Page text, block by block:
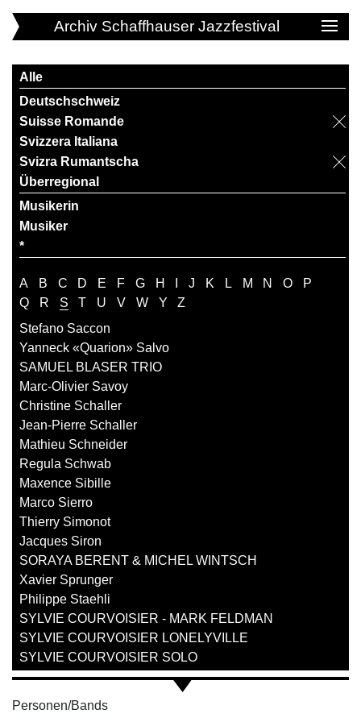
Archiv Schaffhauser Jazzfestival
Alle
Deutschschweiz
Suisse Romande
Svizzera Italiana
Svizra Rumantscha
Überregional
Musikerin
Musiker
*
A B C D E F G H J K L M N O
P
Q
R S T U V W Y
Z
Stefano Saccon
Yanneck «Quarion» Salvo
SAMUEL BLASER TRIO
Marc-Olivier Savoy
Christine Schaller
Jean-Pierre Schaller
Mathieu Schneider
Regula Schwab
Maxence Sibille
Marco Sierro
Thierry Simonot
Jacques Siron
SORAYA BERENT & MICHEL WINTSCH
Xavier Sprunger
Philippe Staehli
SYLVIE COURVOISIER - MARK FELDMAN
SYLVIE COURVOISIER LONELYVILLE
SYLVIE COURVOISIER SOLO
Personen/Bands